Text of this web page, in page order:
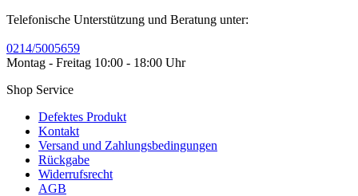
Telefonische Unterstützung und Beratung unter:
0214/5005659
Montag - Freitag 10:00 - 18:00 Uhr
Shop Service
Defektes Produkt
Kontakt
Versand und Zahlungsbedingungen
Rückgabe
Widerrufsrecht
AGB